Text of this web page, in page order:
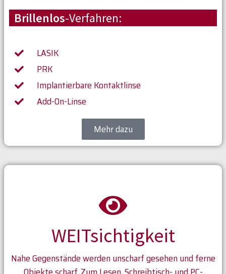
Brillenlos-Verfahren:
LASIK
PRK
Implantierbare Kontaktlinse
Add-On-Linse
Mehr dazu
WEITsichtigkeit
Nahe Gegenstände werden unscharf gesehen und ferne